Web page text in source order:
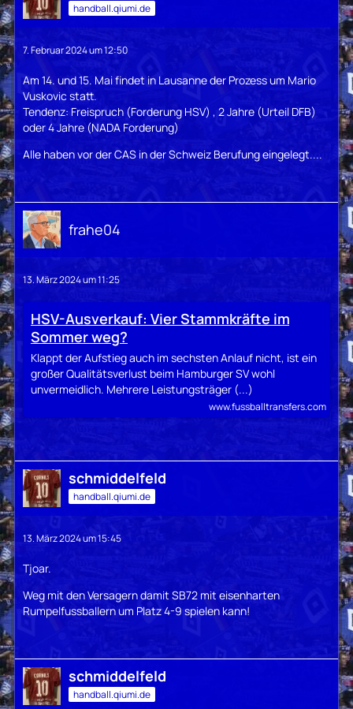
handball.qiumi.de
7. Februar 2024 um 12:50
Am 14. und 15. Mai findet in Lausanne der Prozess um Mario
Vuskovic statt.
Tendenz: Freispruch (Forderung HSV) , 2 Jahre (Urteil DFB)
oder 4 Jahre (NADA Forderung)
Alle haben vor der CAS in der Schweiz Berufung eingelegt....
frahe04
13. März 2024 um 11:25
HSV-Ausverkauf: Vier Stammkräfte im
Sommer weg?
Klappt der Aufstieg auch im sechsten Anlauf nicht, ist ein
großer Qualitätsverlust beim Hamburger SV wohl
unvermeidlich. Mehrere Leistungsträger (...)
www.fussballtransfers.com
schmiddelfeld
handball.qiumi.de
13. März 2024 um 15:45
Tjoar.
Weg mit den Versagern damit SB72 mit eisenharten
Rumpelfussballern um Platz 4-9 spielen kann!
schmiddelfeld
handball.qiumi.de